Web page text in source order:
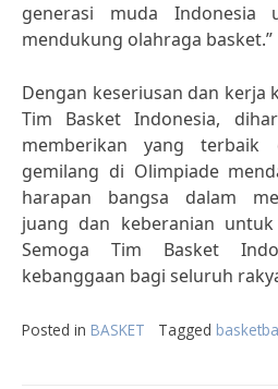
generasi muda Indonesia
mendukung olahraga basket.”
Dengan keseriusan dan kerja
Tim Basket Indonesia,
memberikan yang terbaik
gemilang di Olimpiade
harapan bangsa dalam
juang dan keberanian
Semoga Tim Basket
kebanggaan bagi seluruh
Posted in BASKET Tagged